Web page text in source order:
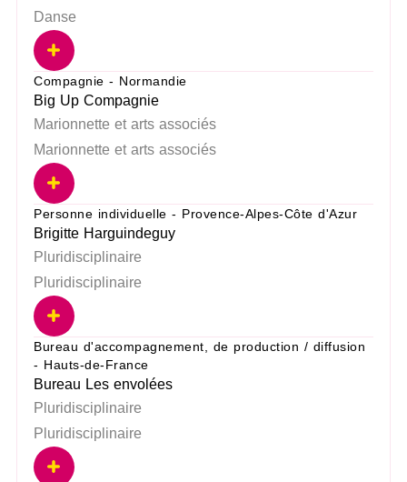
Danse
Compagnie - Normandie
Big Up Compagnie
Marionnette et arts associés
Marionnette et arts associés
Personne individuelle - Provence-Alpes-Côte d'Azur
Brigitte Harguindeguy
Pluridisciplinaire
Pluridisciplinaire
Bureau d'accompagnement, de production / diffusion
- Hauts-de-France
Bureau Les envolées
Pluridisciplinaire
Pluridisciplinaire